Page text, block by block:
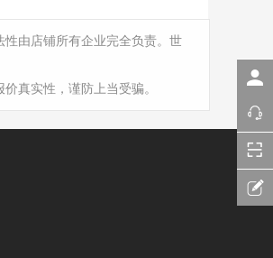
由店铺所有企业完全负责。世
真实性，谨防上当受骗。